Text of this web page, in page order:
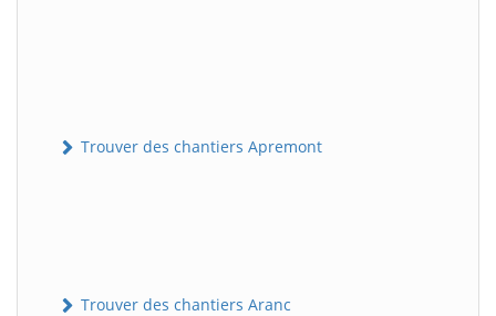
Trouver des chantiers Apremont
Trouver des chantiers Aranc